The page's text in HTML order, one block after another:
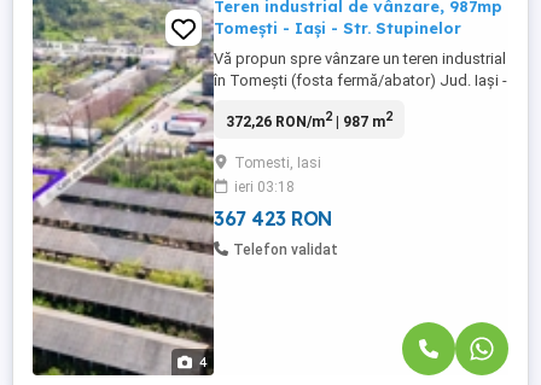
4
Teren industrial de vânzare, 987mp
Tomești - Iași - Str. Stupinelor
Vă propun spre vânzare un teren industrial
în Tomești (fosta fermă/abator) Jud. Iași -
proprietate are o suprafață 987mp și este
stabilite prin Planul Urbanistic General
(PUG) al comunei. Suprafața maximă
disponibilă pentru ...
372,26 RON/m2| 987 m2
Tomesti, Iasi
ieri 03:18
367 423 RON
Telefon validat